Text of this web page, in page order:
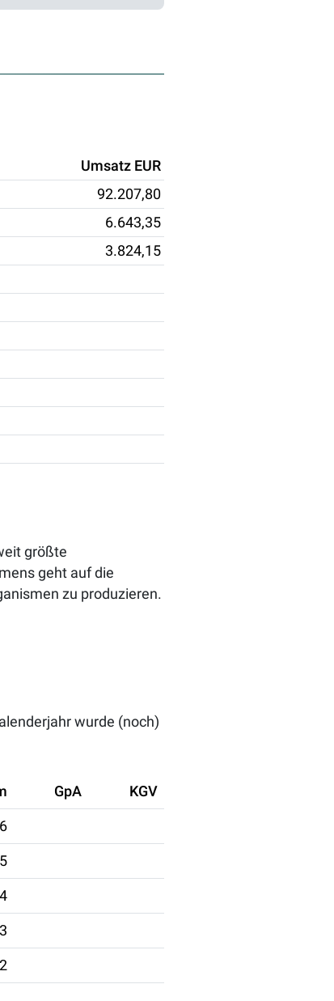
Umsatz EUR
92.207,80
6.643,35
3.824,15
größte
geht auf die
zu produzieren.
wurde (noch)
GpA KGV